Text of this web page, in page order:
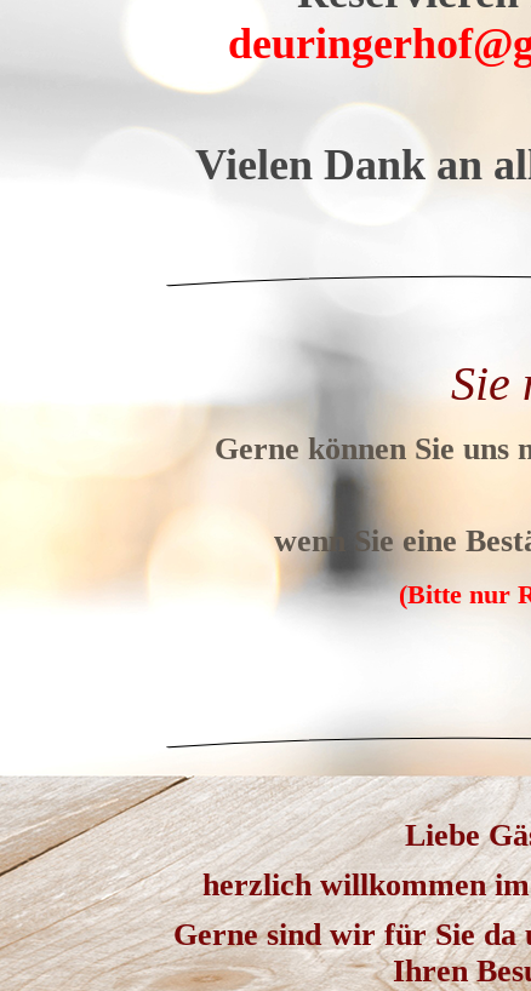
Vielen Dank an
Sie
Gerne können Sie
wenn Sie eine
(Bitte nur
Liebe
herzlich willkommen
Gerne sind wir für Sie da
Ihren